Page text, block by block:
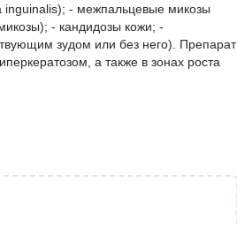
inguinalis); - межпальцевые микозы
- кандидозы кожи; -
зудом или без него). Препарат
а также в зонах роста